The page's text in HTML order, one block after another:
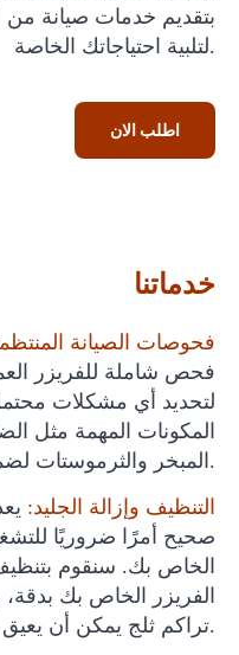
بتقديم خدمات صيانة
لتلبية احتياجاتك الخاصة.
اطلب الان
خدماتنا
فحوصات الصيانة
فحص شاملة للفريزر
لتحديد أي مشكلات
المكونات المهمة مثل
المبخر والثرموستات لضمان الأداء الأمثل.
التنظيف وإزالة الجليد:
صحيح أمرًا ضروريًا
الخاص بك. سنقوم
الفريزر الخاص بك
تراكم ثلج يمكن أن يعيق الأداء.